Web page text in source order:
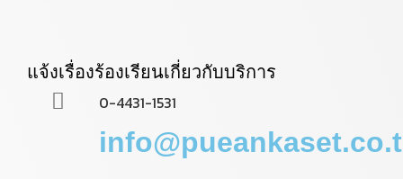
แจ้งเรื่องร้องเรียนเกี่ยวกับบริการ
0-4431-1531